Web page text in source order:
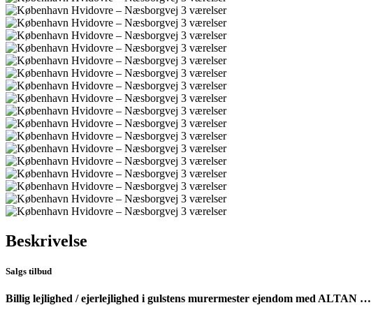
Beskrivelse
Salgs tilbud
Billig lejlighed / ejerlejlighed i gulstens murermester ejendom med ALTAN …